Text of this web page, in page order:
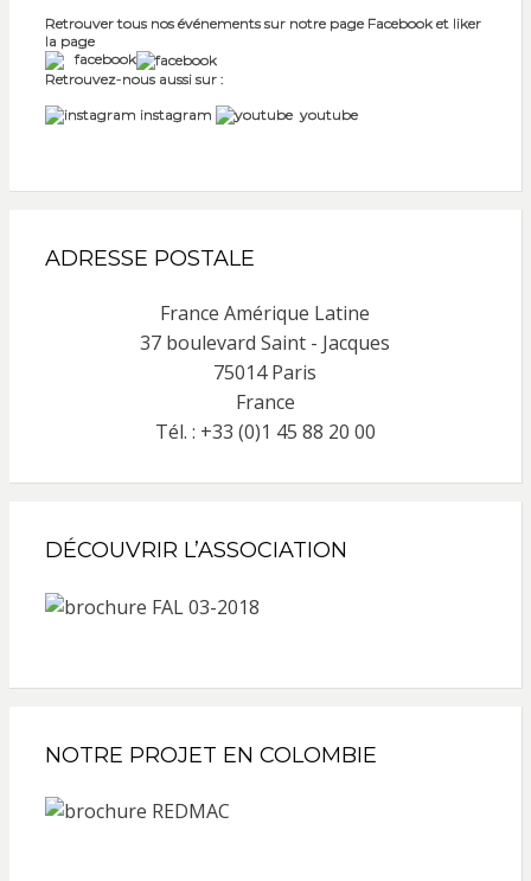
Retrouver tous nos événements sur notre page Facebook et liker
la page
facebook
Retrouvez-nous aussi sur :
instagram
youtube
ADRESSE POSTALE
France Amérique Latine
37 boulevard Saint - Jacques
75014 Paris
France
Tél. : +33 (0)1 45 88 20 00
DÉCOUVRIR L’ASSOCIATION
NOTRE PROJET EN COLOMBIE